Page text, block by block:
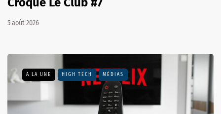
5 août 2026
A LA UNE HIGH TECH MÉDIAS